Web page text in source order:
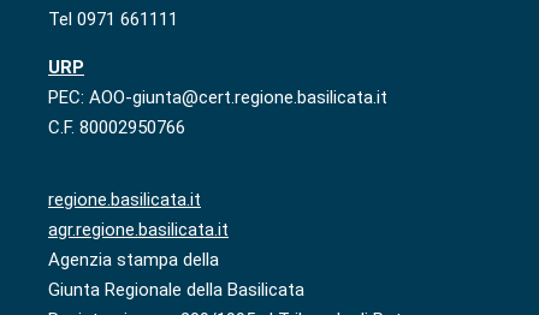
Tel 0971 661111
URP
PEC: AOO-giunta@cert.regione.basilicata.it
C.F. 80002950766
regione.basilicata.it
agr.regione.basilicata.it
Agenzia stampa della
Giunta Regionale della Basilicata